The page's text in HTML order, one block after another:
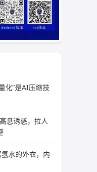
化”是AI压缩技
息诱惑，拉人
水的外衣，内